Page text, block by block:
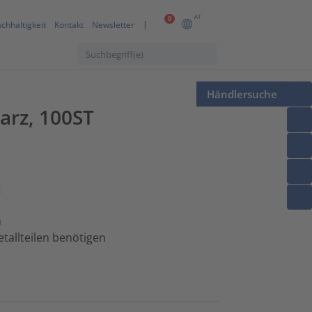
0 AT
Kontakt Newsletter
Händlersuche
100ST
benötigen